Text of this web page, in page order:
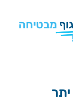
מבטיחה